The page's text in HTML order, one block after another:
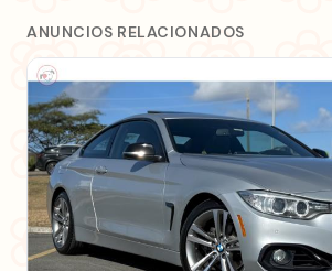
ANUNCIOS RELACIONADOS